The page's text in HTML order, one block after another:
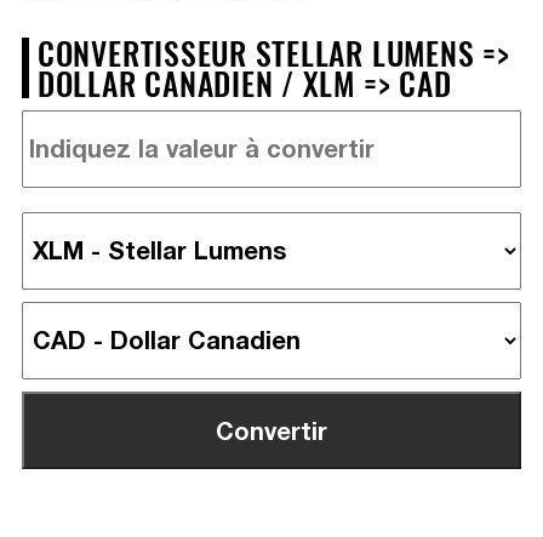
CONVERTISSEUR STELLAR LUMENS =>
DOLLAR CANADIEN / XLM => CAD